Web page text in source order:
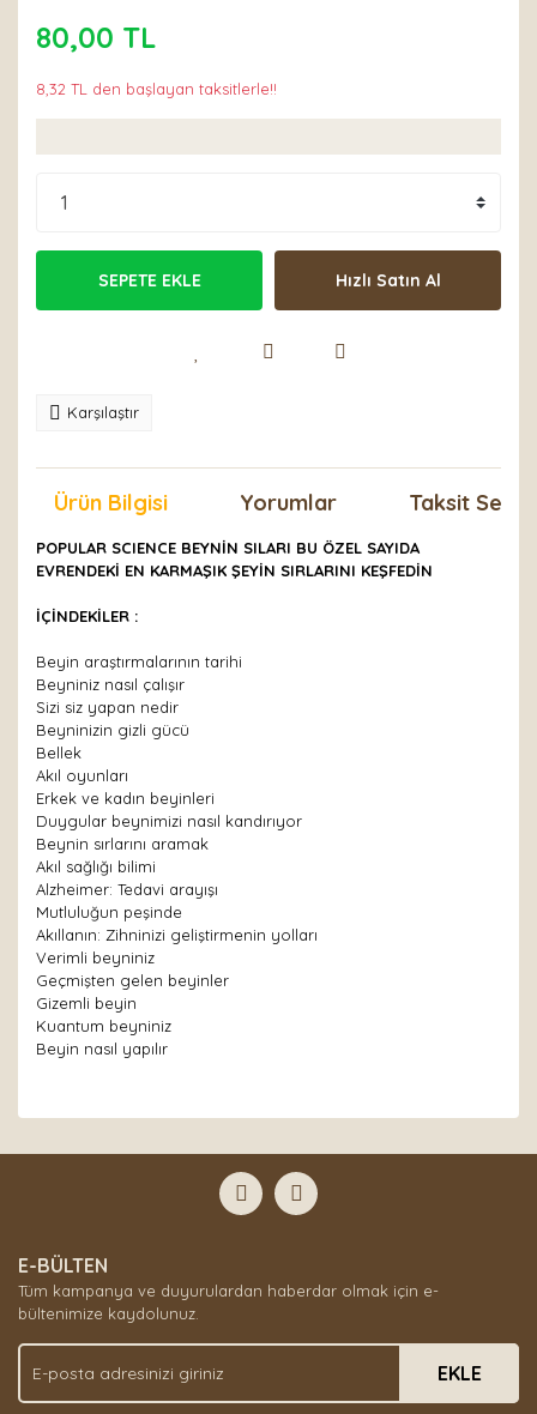
80,00 TL
8,32 TL den başlayan taksitlerle!!
SEPETE EKLE Hızlı Satın Al
Karşılaştır
Ürün Bilgisi Yorumlar Taksit
POPULAR SCIENCE BEYNİN SILARI BU ÖZEL SAYIDA
EVRENDEKİ EN KARMAŞIK ŞEYİN SIRLARINI KEŞFEDİN
İÇİNDEKİLER :
Beyin araştırmalarının tarihi
Beyniniz nasıl çalışır
Sizi siz yapan nedir
Beyninizin gizli gücü
Bellek
Akıl oyunları
Erkek ve kadın beyinleri
Duygular beynimizi nasıl kandırıyor
Beynin sırlarını aramak
Akıl sağlığı bilimi
Alzheimer: Tedavi arayışı
Mutluluğun peşinde
Akıllanın: Zihninizi geliştirmenin yolları
Verimli beyniniz
Geçmişten gelen beyinler
Gizemli beyin
Kuantum beyniniz
Beyin nasıl yapılır
Yorum Yaz
formunu kullanarak tarafımıza iletebilirsiniz.
Görüş ve önerileriniz için teşekkür ederiz.
Ürün açıklamasında eksik bilgiler bulunuyor.
Ürün bilgilerinde hatalar bulunuyor.
Ürün fiyatı diğer sitelerden daha pahalı.
Bu ürüne benzer farklı alternatifler olmalı.
E-BÜLTEN
Tüm kampanya ve duyurulardan haberdar olmak için e-
bültenimize kaydolunuz.
EKLE